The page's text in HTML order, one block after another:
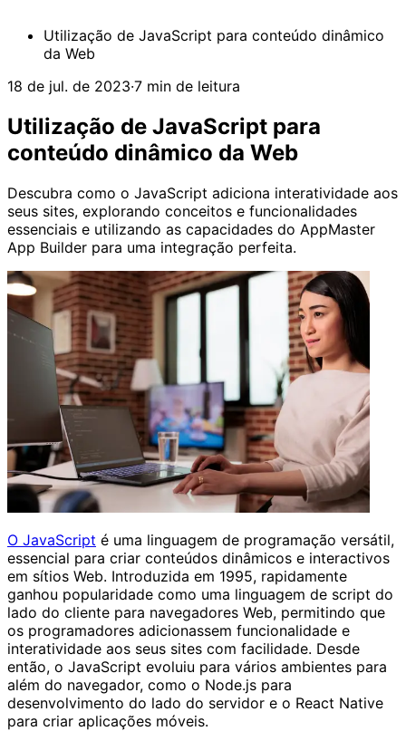
Utilização de JavaScript para conteúdo dinâmico
da Web
18 de jul. de 2023·7 min de leitura
Utilização de JavaScript para
conteúdo dinâmico da Web
Descubra como o JavaScript adiciona interatividade aos
seus sites, explorando conceitos e funcionalidades
essenciais e utilizando as capacidades do AppMaster
App Builder para uma integração perfeita.
O JavaScript é uma linguagem de programação versátil,
essencial para criar conteúdos dinâmicos e interactivos
em sítios Web. Introduzida em 1995, rapidamente
ganhou popularidade como uma linguagem de script do
lado do cliente para navegadores Web, permitindo que
os programadores adicionassem funcionalidade e
interatividade aos seus sites com facilidade. Desde
então, o JavaScript evoluiu para vários ambientes para
além do navegador, como o Node.js para
desenvolvimento do lado do servidor e o React Native
para criar aplicações móveis.